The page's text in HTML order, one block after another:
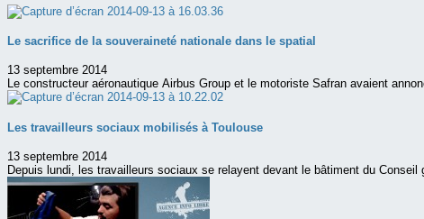
Le sacrifice de la souveraineté nationale dans le spatial
13 septembre 2014
Le constructeur aéronautique Airbus Group et le motoriste Safran avaient
Les travailleurs sociaux mobilisés à Toulouse
13 septembre 2014
Depuis lundi, les travailleurs sociaux se relayent devant le bâtiment du Conseil